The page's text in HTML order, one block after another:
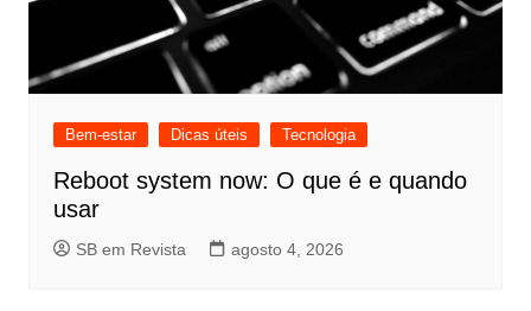
Bem-estar Dicas úteis Tecnologia
Reboot system now: O que é e quando
usar
SB em Revista agosto 4, 2026